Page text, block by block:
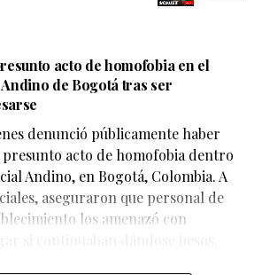
acto de homofobia en el
de Bogotá tras ser
denunció públicamente haber
acto de homofobia dentro
Andino, en Bogotá, Colombia. A
aseguraron que personal de
los amenazó con